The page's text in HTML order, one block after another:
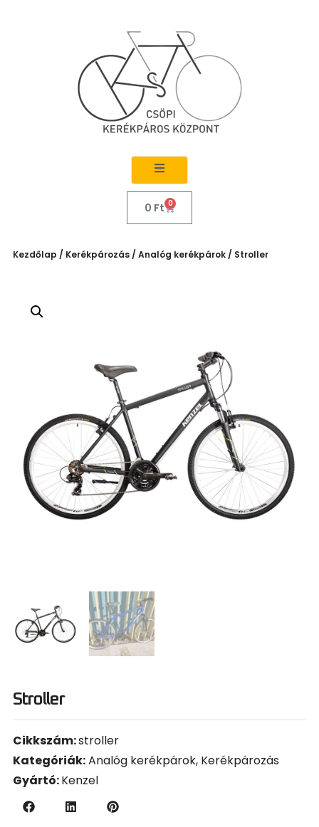
0 Ft 0
Kezdőlap / Kerékpározás / Analóg kerékpárok / Stroller
Stroller
Cikkszám:stroller
Kategóriák:Analóg kerékpárok, Kerékpározás
Gyártó:Kenzel